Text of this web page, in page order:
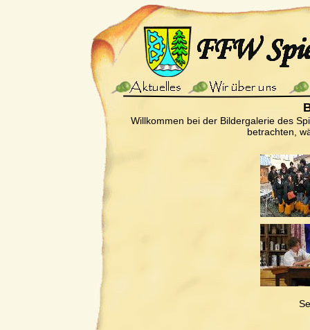
Willkommen bei der Bildergalerie des
betrachten,